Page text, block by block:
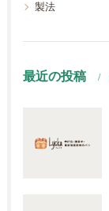
製法
最近の投稿